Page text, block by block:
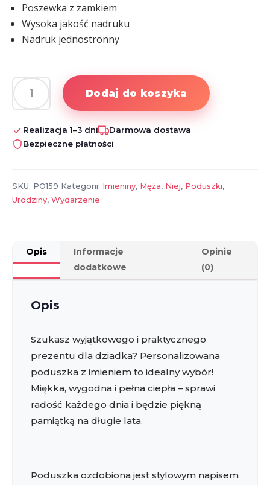
Poszewka z zamkiem
Wysoka jakość nadruku
Nadruk jednostronny
ilość
Poduszka
dla
Dziadka
–
Super
Dodaj do koszyka
Realizacja 1–3 dni
Darmowa dostawa
Bezpieczne płatności
SKU: PO159 Kategorii: Imieniny, Męża, Niej, Poduszki,
Urodziny, Wydarzenie
Opis
Informacje
dodatkowe
Opinie
(0)
Opis
Szukasz wyjątkowego i praktycznego
prezentu dla dziadka? Personalizowana
poduszka z imieniem to idealny wybór!
Miękka, wygodna i pełna ciepła – sprawi
radość każdego dnia i będzie piękną
pamiątką na długie lata.
Poduszka ozdobiona jest stylowym napisem